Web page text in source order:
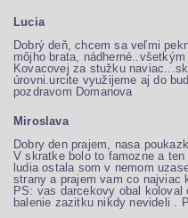
Lucia
Dobrý deň, chcem sa veľmi
môjho brata,
Kovacovej za stužku
úrovni.urcite využijeme aj do
pozdravom Domanova
Miroslava
Dobry den prajem, nasa
V skratke bolo to famozne a
ludia ostala som v nemom
strany a prajem vam co najviac
PS: vas darcekovy obal
balenie zazitku nikdy nevideli .